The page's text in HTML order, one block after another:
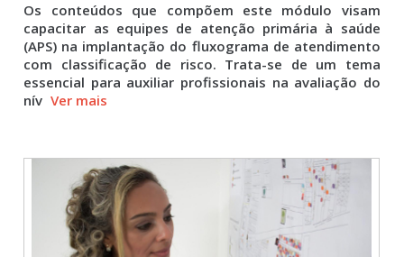
Os conteúdos que compõem este módulo visam
capacitar as equipes de atenção primária à saúde
(APS) na implantação do fluxograma de atendimento
com classificação de risco. Trata-se de um tema
essencial para auxiliar profissionais na avaliação do
nív Ver mais